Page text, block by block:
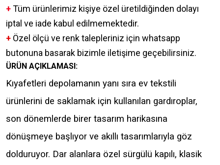
+Tüm ürünlerimiz kişiye özel üretildiğinden dolayı
iptal ve iade kabul edilmemektedir.
+ Özel ölçü ve renk talepleriniz için whatsapp
butonuna basarak bizimle iletişime geçebilirsiniz.
ÜRÜN AÇIKLAMASI:
Kıyafetleri depolamanın yanı sıra ev tekstili
ürünlerini de saklamak için kullanılan gardıroplar,
son dönemlerde birer tasarım harikasına
dönüşmeye başlıyor ve akıllı tasarımlarıyla göz
dolduruyor. Dar alanlara özel sürgülü kapılı, klasik